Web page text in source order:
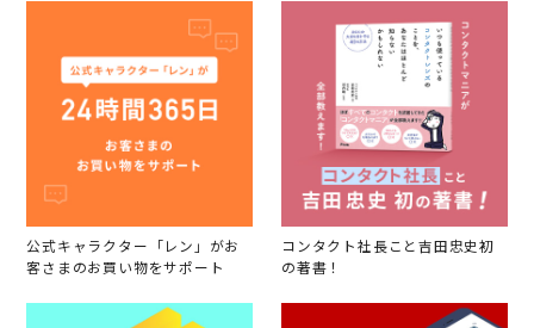
公式キャラクター「レン」がお
客さまのお買い物をサポート
コンタクト社長こと吉田忠史初
の著書！